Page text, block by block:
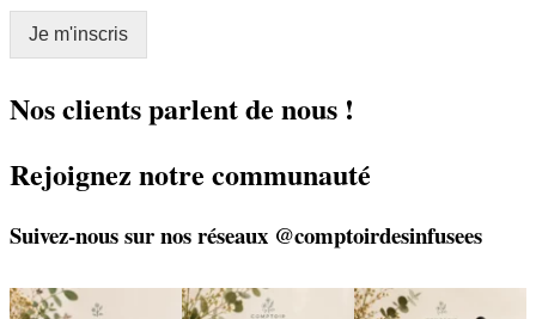
i
l
l
Je m'inscris
Nos clients parlent de nous !
Rejoignez notre communauté
Suivez-nous sur nos réseaux @comptoirdesinfusees